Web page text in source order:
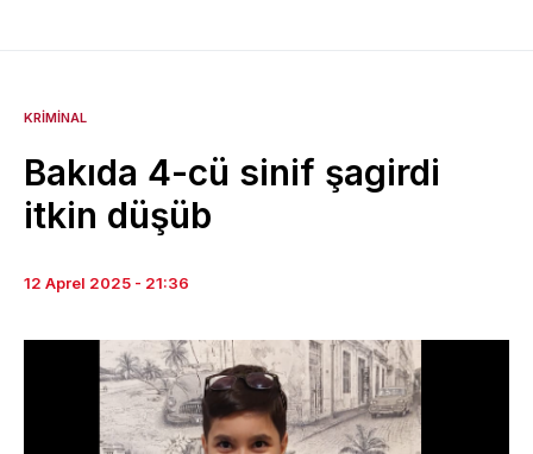
KRIMINAL
Bakıda 4-cü sinif şagirdi
itkin düşüb
12 Aprel 2025 - 21:36